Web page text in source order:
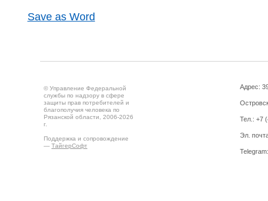
Save as Word
© Управление Федеральной
службы по надзору в сфере
защиты прав потребителей и
благополучия человека по
Рязанской области, 2006-2026
г.
Поддержка и сопровождение
— ТайгерСофт
Адрес:
Тел.: +7
Эл.